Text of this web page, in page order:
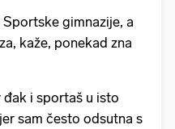
gimnazije, a
kaže, ponekad zna
i sportaš u isto
sam često odsutna s